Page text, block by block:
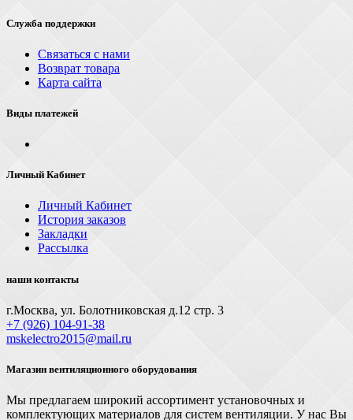
Служба поддержки
Связаться с нами
Возврат товара
Карта сайта
Виды платежей
Личный Кабинет
Личный Кабинет
История заказов
Закладки
Рассылка
наши контакты
г.Москва, ул. Болотниковская д.12 стр. 3
+7 (926) 104-91-З8
mskelectro2015@mail.ru
Магазин вентиляционного оборудования
Мы предлагаем широкий ассортимент установочных и
комплектующих материалов для систем вентиляции. У нас Вы